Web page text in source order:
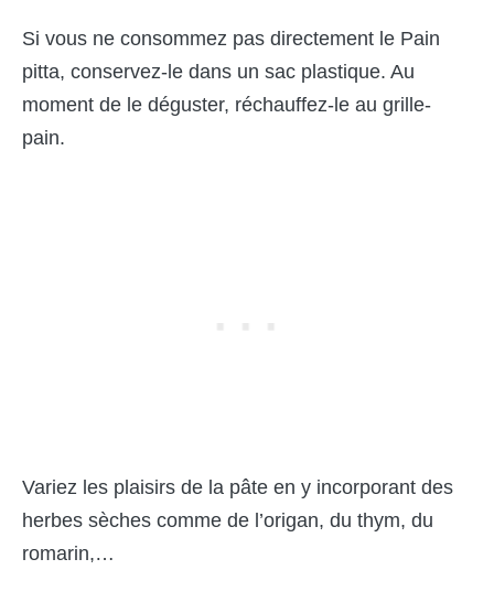
Si vous ne consommez pas directement le Pain
pitta, conservez-le dans un sac plastique. Au
moment de le déguster, réchauffez-le au grille-
pain.
Variez les plaisirs de la pâte en y incorporant des
herbes sèches comme de l’origan, du thym, du
romarin,…